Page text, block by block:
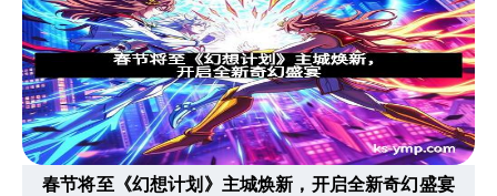
春节将至《幻想计划》主城焕新，开启全新奇幻盛宴